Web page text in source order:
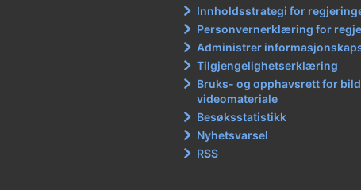
Innholdsstrategi for
Personvernerklæring for
Administrer
Tilgjengelighetserklæring
Bruks- og opphavsrett for
videomateriale
Besøksstatistikk
Nyhetsvarsel
RSS